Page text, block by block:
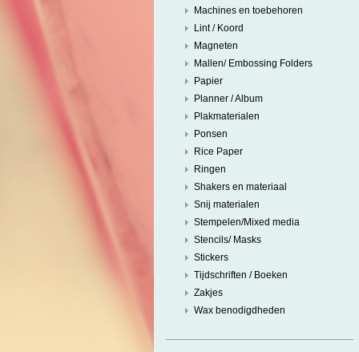
Machines en toebehoren
Lint / Koord
Magneten
Mallen/ Embossing Folders
Papier
Planner / Album
Plakmaterialen
Ponsen
Rice Paper
Ringen
Shakers en materiaal
Snij materialen
Stempelen/Mixed media
Stencils/ Masks
Stickers
Tijdschriften / Boeken
Zakjes
Wax benodigdheden